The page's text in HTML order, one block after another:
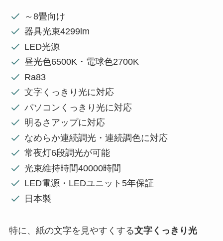
～8畳向け
器具光束4299lm
LED光源
昼光色6500K・電球色2700K
Ra83
文字くっきり光に対応
パソコンくっきり光に対応
明るさアップに対応
なめらか連続調光・連続調色に対応
常夜灯6段調光が可能
光束維持時間40000時間
LED電源・LEDユニット5年保証
日本製
特に、紙の文字を見やすくする文字くっきり光